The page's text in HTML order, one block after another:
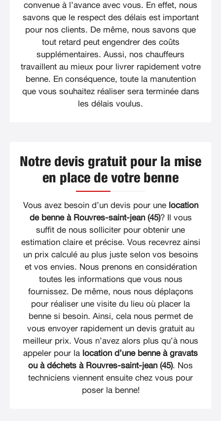
convenue à l’avance avec vous. En effet, nous
savons que le respect des délais est important
pour nos clients. De même, nous savons que
tout retard peut engendrer des coûts
supplémentaires. Aussi, nos chauffeurs
travaillent au mieux pour livrer rapidement votre
benne. En conséquence, toute la manutention
que vous souhaitez réaliser sera terminée dans
les délais voulus.
Notre devis gratuit pour la mise
en place de votre benne
Vous avez besoin d’un devis pour une location
de benne à Rouvres-saint-jean (45)? Il vous
suffit de nous solliciter pour obtenir une
estimation claire et précise. Vous recevrez ainsi
un prix calculé au plus juste selon vos besoins
et vos envies. Nous prenons en considération
toutes les informations que vous nous
fournissez. De même, nous nous déplaçons
pour réaliser une visite du lieu où placer la
benne si besoin. Ainsi, cela nous permet de
vous envoyer rapidement un devis gratuit au
meilleur prix. Vous n’avez alors plus qu’à nous
appeler pour la location d’une benne à gravats
ou à déchets à Rouvres-saint-jean (45). Nos
techniciens viennent ensuite chez vous pour
poser la benne!